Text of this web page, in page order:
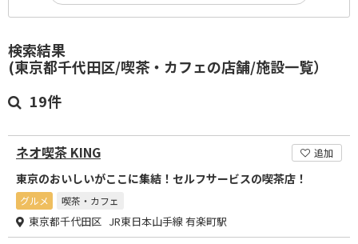
検索結果
(東京都千代田区/喫茶・カフェの店舗/施設一覧）
19件
ネオ喫茶 KING 追加
東京のおいしいがここに集結！セルフサービスの喫茶店！
グルメ 喫茶・カフェ
東京都千代田区 JR東日本山手線 有楽町駅